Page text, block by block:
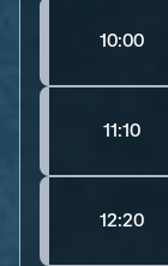
10:00
11:10
12:20